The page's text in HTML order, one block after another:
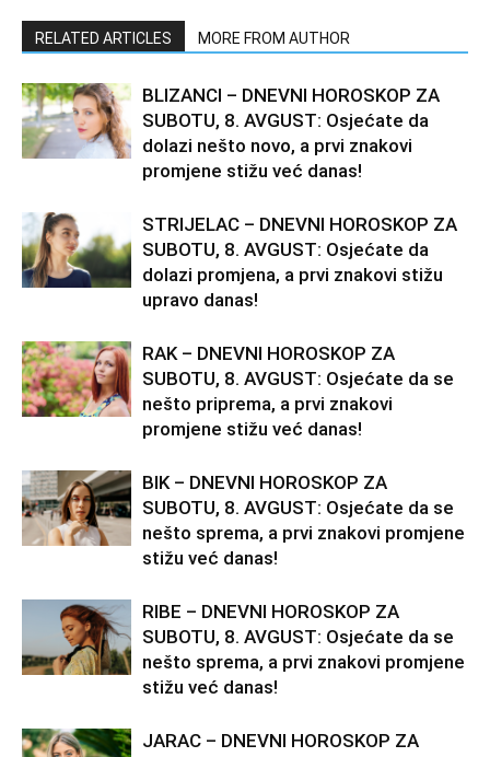
RELATED ARTICLES MORE FROM AUTHOR
BLIZANCI – DNEVNI HOROSKOP ZA
SUBOTU, 8. AVGUST: Osjećate da
dolazi nešto novo, a prvi znakovi
promjene stižu već danas!
STRIJELAC – DNEVNI HOROSKOP ZA
SUBOTU, 8. AVGUST: Osjećate da
dolazi promjena, a prvi znakovi stižu
upravo danas!
RAK – DNEVNI HOROSKOP ZA
SUBOTU, 8. AVGUST: Osjećate da se
nešto priprema, a prvi znakovi
promjene stižu već danas!
BIK – DNEVNI HOROSKOP ZA
SUBOTU, 8. AVGUST: Osjećate da se
nešto sprema, a prvi znakovi promjene
stižu već danas!
RIBE – DNEVNI HOROSKOP ZA
SUBOTU, 8. AVGUST: Osjećate da se
nešto sprema, a prvi znakovi promjene
stižu već danas!
JARAC – DNEVNI HOROSKOP ZA